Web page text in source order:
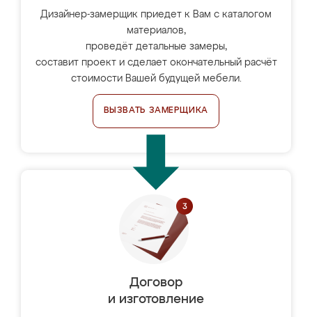
Дизайнер-замерщик приедет к Вам с каталогом
материалов,
проведёт детальные замеры,
составит проект и сделает окончательный расчёт
стоимости Вашей будущей мебели.
ВЫЗВАТЬ ЗАМЕРЩИКА
Договор
и изготовление